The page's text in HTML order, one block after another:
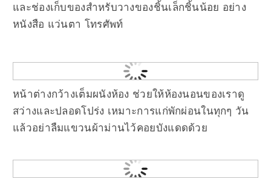
และช่องเก็บของสำหรับวางของชิ้นเล็กชิ้นน้อย อย่าง
หนังสือ แว่นตา โทรศัพท์
หน้าต่างกว้างเต็มผนังห้อง ช่วยให้ห้องนอนของเราดู
สว่างและปลอดโปร่ง เหมาะการแก่พักผ่อนในทุกๆ วัน
แล้วอย่าลืมแขวนผ้าม่านไว้คอยบังแดดด้วย